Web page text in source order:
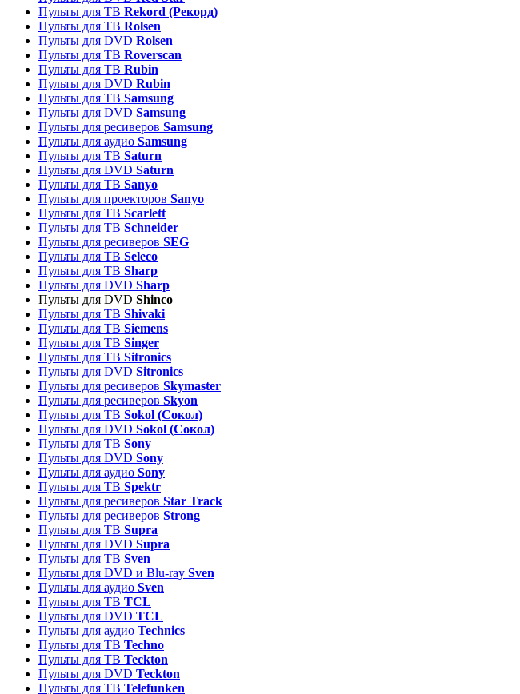
Пульты для ТВ Rekord (Рекорд)
Пульты для ТВ Rolsen
Пульты для DVD Rolsen
Пульты для ТВ Roverscan
Пульты для ТВ Rubin
Пульты для DVD Rubin
Пульты для ТВ Samsung
Пульты для DVD Samsung
Пульты для ресиверов Samsung
Пульты для аудио Samsung
Пульты для ТВ Saturn
Пульты для DVD Saturn
Пульты для ТВ Sanyo
Пульты для проекторов Sanyo
Пульты для ТВ Scarlett
Пульты для ТВ Schneider
Пульты для ресиверов SEG
Пульты для ТВ Seleco
Пульты для ТВ Sharp
Пульты для DVD Sharp
Пульты для DVD Shinco
Пульты для ТВ Shivaki
Пульты для ТВ Siemens
Пульты для ТВ Singer
Пульты для ТВ Sitronics
Пульты для DVD Sitronics
Пульты для ресиверов Skymaster
Пульты для ресиверов Skyon
Пульты для ТВ Sokol (Сокол)
Пульты для DVD Sokol (Сокол)
Пульты для ТВ Sony
Пульты для DVD Sony
Пульты для аудио Sony
Пульты для ТВ Spektr
Пульты для ресиверов Star Track
Пульты для ресиверов Strong
Пульты для ТВ Supra
Пульты для DVD Supra
Пульты для ТВ Sven
Пульты для DVD и Blu-ray Sven
Пульты для аудио Sven
Пульты для ТВ TCL
Пульты для DVD TCL
Пульты для аудио Technics
Пульты для ТВ Techno
Пульты для ТВ Teckton
Пульты для DVD Teckton
Пульты для ТВ Telefunken